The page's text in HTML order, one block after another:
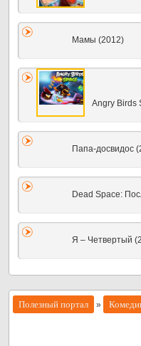
Мамы (2012)
Angry Birds
Папа-досвидос
Dead Space:
Я – Четвертый
Полезный портал »